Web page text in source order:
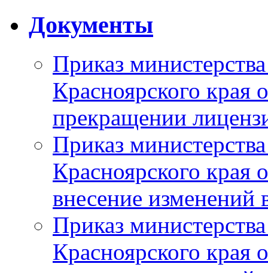
Документы
Приказ
Красноярского
прекращении
Приказ
Красноярского
внесение изменений
Приказ
Красноярского